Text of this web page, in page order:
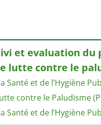
et evaluation du
lutte contre le
Santé et de l’Hygiène
contre le Paludisme
Santé et de l’Hygiène